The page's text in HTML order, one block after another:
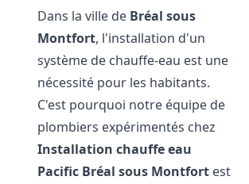
Dans la ville de Bréal sous
Montfort, l'installation d'un
système de chauffe-eau est une
nécessité pour les habitants.
C'est pourquoi notre équipe de
plombiers expérimentés chez
Installation chauffe eau
Pacific Bréal sous Montfort est